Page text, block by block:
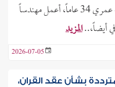
السلام عليكم ورحمة الله وبركاته. أنا شاب، عمري 34 عاماً، أعمل مهندساً
أيضاً،..المزيد
2026-07-05
بشأن عقد القران،